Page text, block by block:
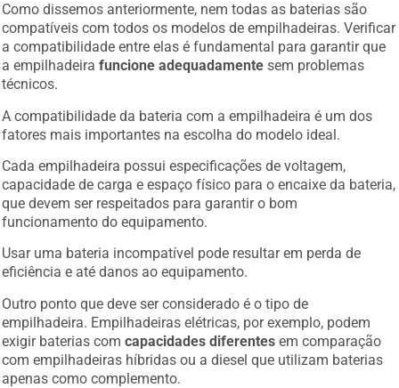
Como dissemos anteriormente, nem todas as baterias são
compatíveis com todos os modelos de empilhadeiras. Verificar
a compatibilidade entre elas é fundamental para garantir que
a empilhadeirafuncione adequadamente sem problemas
técnicos.
A compatibilidade da bateria com a empilhadeira é um dos
fatores mais importantes na escolha do modelo ideal.
Cada empilhadeira possui especificações de voltagem,
capacidade de carga e espaço físico para o encaixe da bateria,
que devem ser respeitados para garantir o bom
funcionamento do equipamento.
Usar uma bateria incompatível pode resultar em perda de
eficiência e até danos ao equipamento.
Outro ponto que deve ser considerado é o tipo de
empilhadeira. Empilhadeiras elétricas, por exemplo, podem
exigir baterias comcapacidades diferentes em comparação
com empilhadeiras híbridas ou a diesel que utilizam baterias
apenas como complemento.